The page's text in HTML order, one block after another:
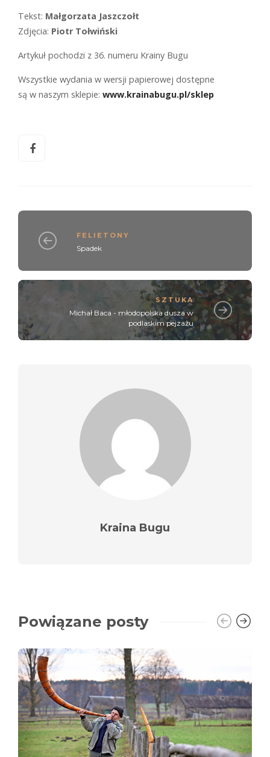
Tekst: Małgorzata Jaszczołt
Zdjęcia: Piotr Tołwiński
Artykuł pochodzi z 36. numeru Krainy Bugu
Wszystkie wydania w wersji papierowej dostępne
są w naszym sklepie: www.krainabugu.pl/sklep
FELIETONY
Spadek
SZTUKA
Michał Baca - młodopolska dusza w
podlaskim pejzażu
Kraina Bugu
Powiązane posty